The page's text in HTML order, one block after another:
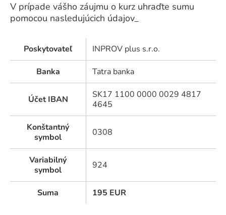
V prípade vášho záujmu o kurz uhraďte sumu
pomocou nasledujúcich údajov_
Poskytovateľ INPROV plus s.r.o.
Banka Tatra banka
Účet IBAN
SK17 1100 0000 0029 4817
4645
Konštantný
symbol
0308
Variabilný
symbol
924
Suma 195 EUR